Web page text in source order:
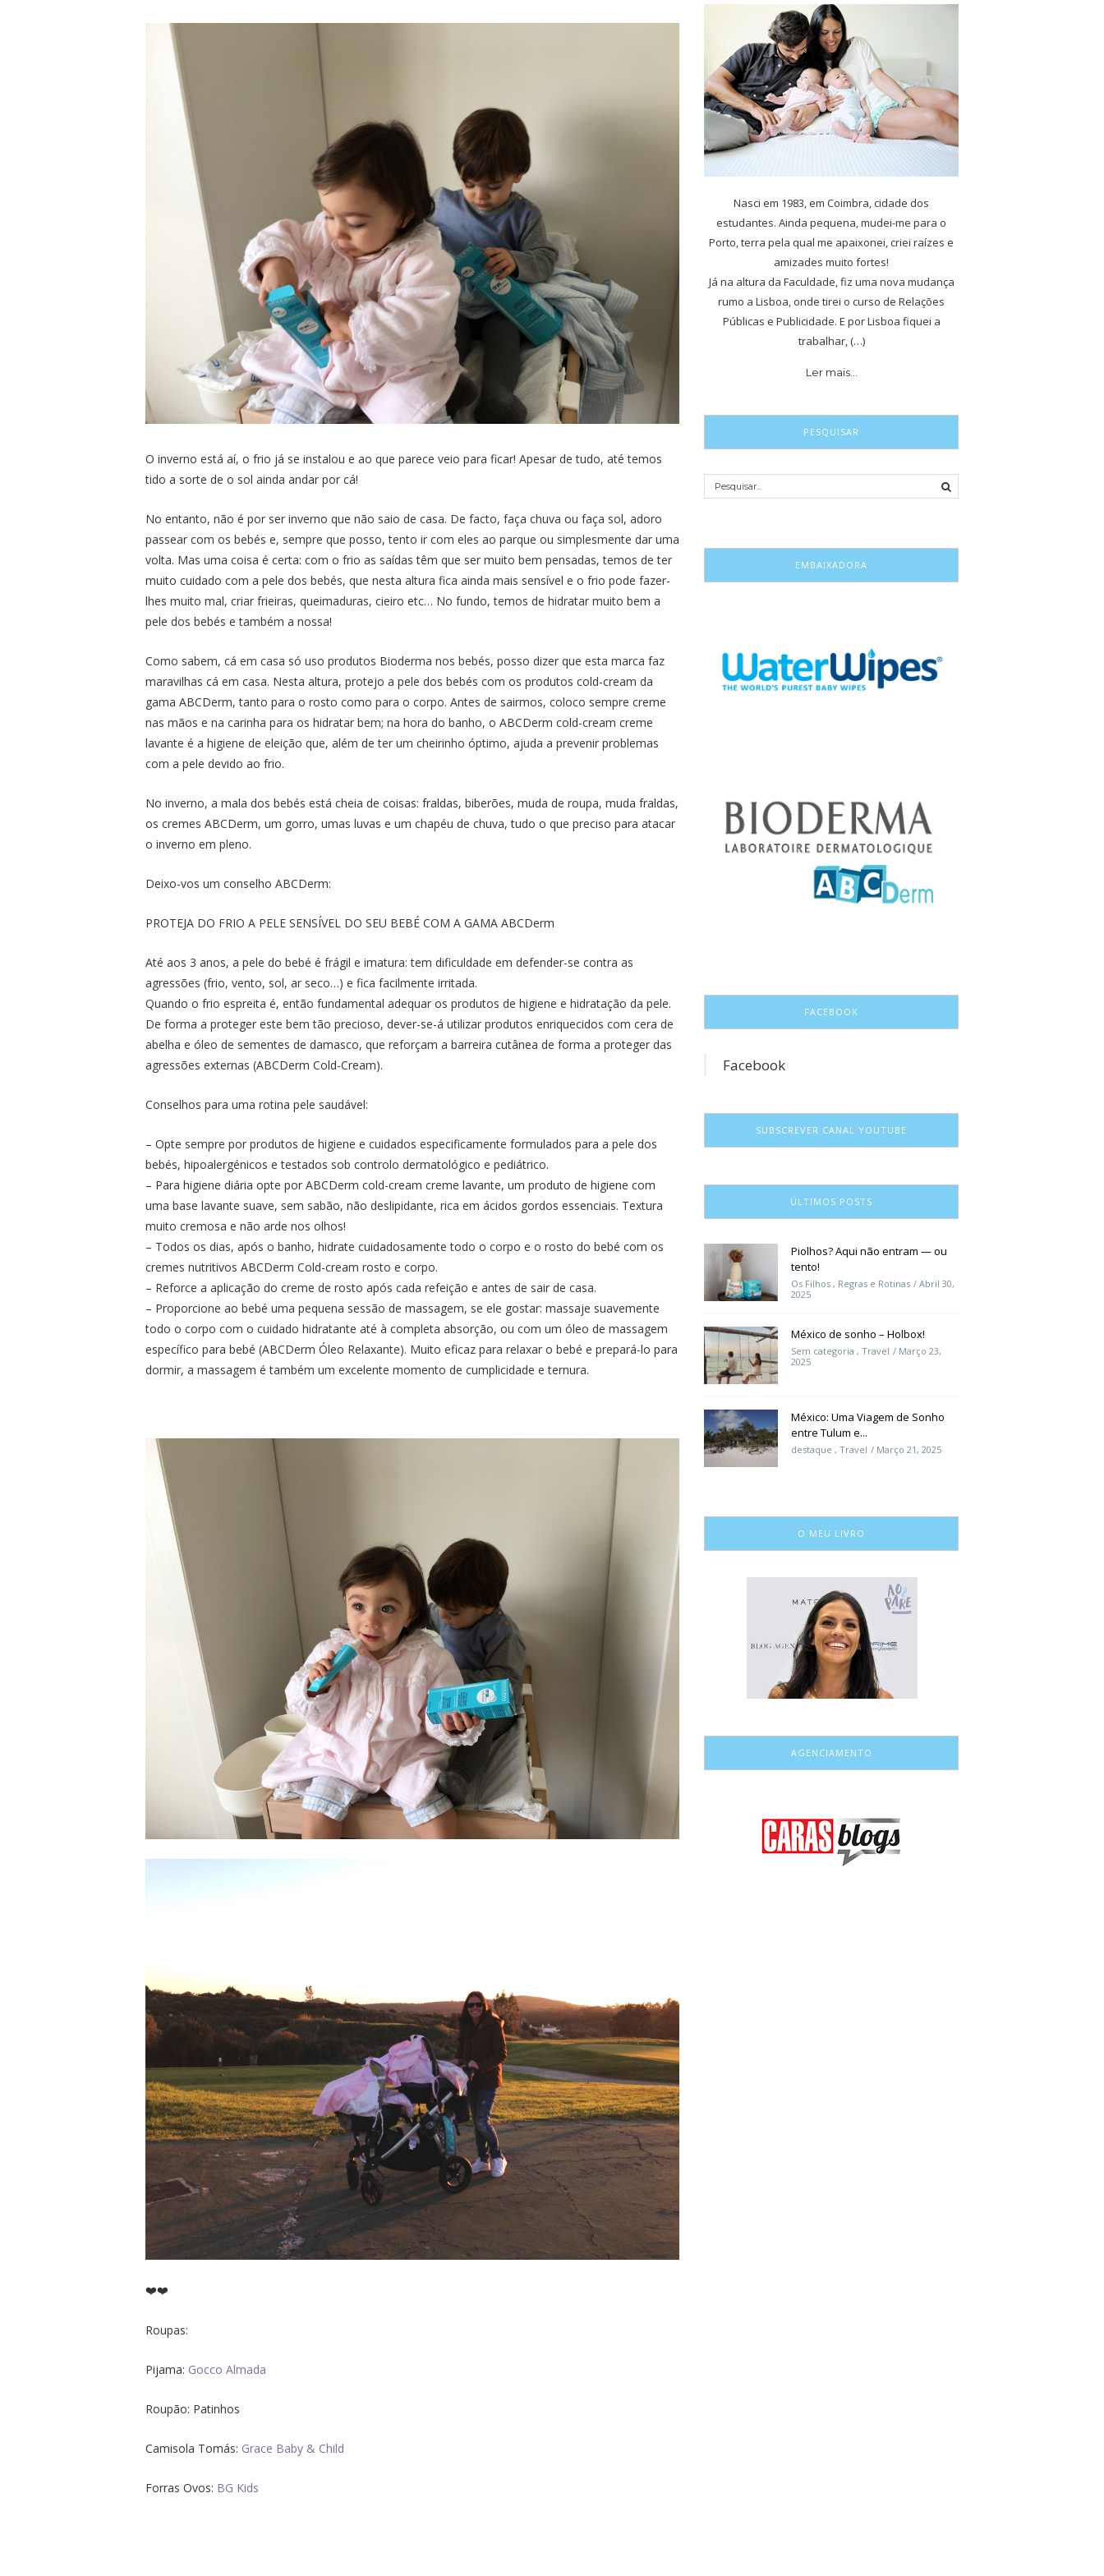
O inverno está aí, o frio já se instalou e ao que parece veio para ficar! Apesar de tudo, até temos
tido a sorte de o sol ainda andar por cá!
No entanto, não é por ser inverno que não saio de casa. De facto, faça chuva ou faça sol, adoro
passear com os bebés e, sempre que posso, tento ir com eles ao parque ou simplesmente dar uma
volta. Mas uma coisa é certa: com o frio as saídas têm que ser muito bem pensadas, temos de ter
muito cuidado com a pele dos bebés, que nesta altura fica ainda mais sensível e o frio pode fazer-
lhes muito mal, criar frieiras, queimaduras, cieiro etc… No fundo, temos de hidratar muito bem a
pele dos bebés e também a nossa!
Como sabem, cá em casa só uso produtos Bioderma nos bebés, posso dizer que esta marca faz
maravilhas cá em casa. Nesta altura, protejo a pele dos bebés com os produtos cold-cream da
gama ABCDerm, tanto para o rosto como para o corpo. Antes de sairmos, coloco sempre creme
nas mãos e na carinha para os hidratar bem; na hora do banho, o ABCDerm cold-cream creme
lavante é a higiene de eleição que, além de ter um cheirinho óptimo, ajuda a prevenir problemas
com a pele devido ao frio.
No inverno, a mala dos bebés está cheia de coisas: fraldas, biberões, muda de roupa, muda fraldas,
os cremes ABCDerm, um gorro, umas luvas e um chapéu de chuva, tudo o que preciso para atacar
o inverno em pleno.
Deixo-vos um conselho ABCDerm:
PROTEJA DO FRIO A PELE SENSÍVEL DO SEU BEBÉ COM A GAMA ABCDerm
Até aos 3 anos, a pele do bebé é frágil e imatura: tem dificuldade em defender-se contra as
agressões (frio, vento, sol, ar seco…) e fica facilmente irritada.
Quando o frio espreita é, então fundamental adequar os produtos de higiene e hidratação da pele.
De forma a proteger este bem tão precioso, dever-se-á utilizar produtos enriquecidos com cera de
abelha e óleo de sementes de damasco, que reforçam a barreira cutânea de forma a proteger das
agressões externas (ABCDerm Cold-Cream).
Conselhos para uma rotina pele saudável:
– Opte sempre por produtos de higiene e cuidados especificamente formulados para a pele dos
bebés, hipoalergénicos e testados sob controlo dermatológico e pediátrico.
– Para higiene diária opte por ABCDerm cold-cream creme lavante, um produto de higiene com
uma base lavante suave, sem sabão, não deslipidante, rica em ácidos gordos essenciais. Textura
muito cremosa e não arde nos olhos!
– Todos os dias, após o banho, hidrate cuidadosamente todo o corpo e o rosto do bebé com os
cremes nutritivos ABCDerm Cold-cream rosto e corpo.
– Reforce a aplicação do creme de rosto após cada refeição e antes de sair de casa.
– Proporcione ao bebé uma pequena sessão de massagem, se ele gostar: massaje suavemente
todo o corpo com o cuidado hidratante até à completa absorção, ou com um óleo de massagem
específico para bebé (ABCDerm Óleo Relaxante). Muito eficaz para relaxar o bebé e prepará-lo para
dormir, a massagem é também um excelente momento de cumplicidade e ternura.
❤️❤️
Roupas:
Pijama: Gocco Almada
Roupão: Patinhos
Camisola Tomás: Grace Baby & Child
Forras Ovos: BG Kids
Nasci em 1983, em Coimbra, cidade dos
estudantes. Ainda pequena, mudei-me para o
Porto, terra pela qual me apaixonei, criei raízes e
amizades muito fortes!
Já na altura da Faculdade, fiz uma nova mudança
rumo a Lisboa, onde tirei o curso de Relações
Públicas e Publicidade. E por Lisboa fiquei a
trabalhar, (…)
Ler mais…
PESQUISAR
EMBAIXADORA
FACEBOOK
Facebook
SUBSCREVER CANAL YOUTUBE
ÚLTIMOS POSTS
Piolhos? Aqui não entram — ou
tento!
Os Filhos , Regras e Rotinas
Abril 30,
2025
México de sonho – Holbox!
Sem categoria , Travel
Março 23,
2025
México: Uma Viagem de Sonho
entre Tulum e...
destaque , Travel Março 21, 2025
O MEU LIVRO
AGENCIAMENTO